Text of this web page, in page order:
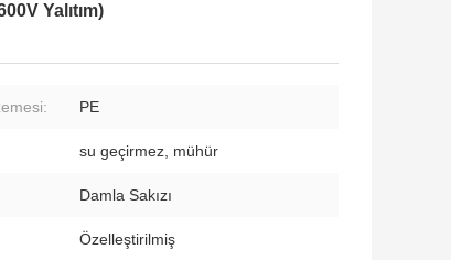
Yalıtım)
PE
su geçirmez, mühür
Damla Sakızı
Özelleştirilmiş